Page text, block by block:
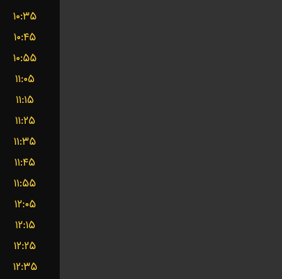
۱۰:۳۵
۱۰:۴۵
۱۰:۵۵
۱۱:۰۵
۱۱:۱۵
۱۱:۲۵
۱۱:۳۵
۱۱:۴۵
۱۱:۵۵
۱۲:۰۵
۱۲:۱۵
۱۲:۲۵
۱۲:۳۵